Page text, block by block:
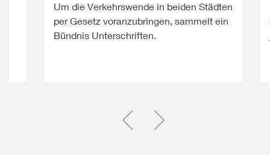
Um die Verkehrswende in beiden Städten
per Gesetz voranzubringen, sammelt ein
Bündnis Unterschriften.
Einen Slide zurück
Einen Slide vor